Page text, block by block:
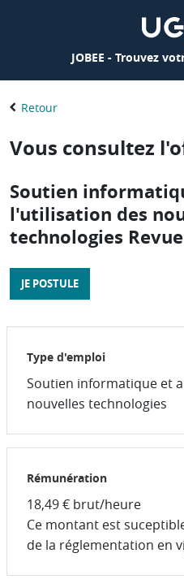
JOBEE - Trouvez
Retour
Vous consultez
Soutien
l'utilisation des
technologies Revue
JE POSTULE
Type d'emploi
Soutien informatique et
nouvelles technologies
Rémunération
18,49 € brut/heure
Ce montant est
de la réglementation en